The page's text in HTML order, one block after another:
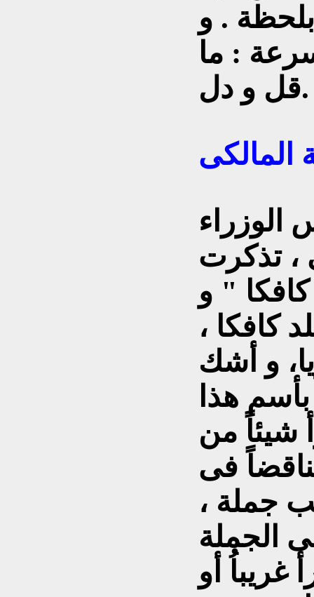
. و
: ما
قل و دل.
الوزراء
، تذكرت
" و
كافكا ،
و أشك
هذا
شيئاً من
فى
جملة ،
الجملة
غريباُ أو